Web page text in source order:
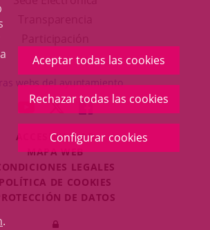
.
Aceptar todas las cookies
Rechazar todas las cookies
Configurar cookies
en
una
ventana
nueva.
aplicación
externa.
webs del ayuntamiento
ENLACE
A
UNA
APLICACIÓN
EXTERNA.
ENLACE
A
UNA
APLICACIÓN
EXTERNA.
ENLACE
A
UNA
EXTERNA.
ACCESIBILIDAD
MAPA WEB
LEGALES
POLÍTICA DE COOKIES
DE DATOS
Iniciar